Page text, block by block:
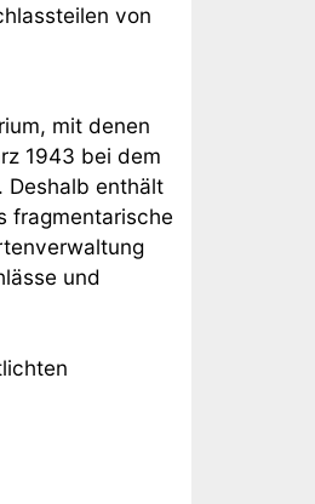
von
mit denen
1943 bei dem
Deshalb enthält
fragmentarische
und